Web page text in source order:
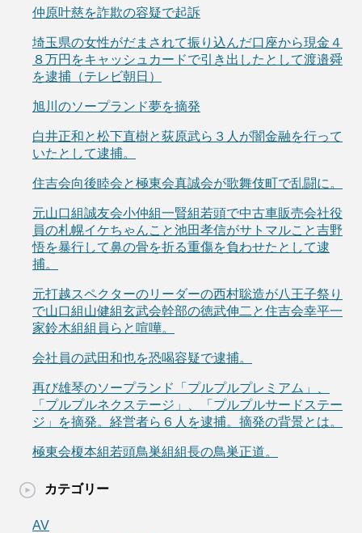
仲原叶慈を詐欺の容疑で起訴
埼玉県の女性がだまされて振り込んだ口座から現金４
８万円をキャッシュカードで引き出したとして渡邉舜
を逮捕（テレビ朝日）
旭川のソープランド夢を摘発
白井正和と松下直樹と荻原武ら３人が闇金融を行って
いたとして逮捕。
住吉会向後睦会と極東会真誠会が歌舞伎町で乱闘に。
元山口組誠友会小仲組一賢組若頭で中古車販売会社役
員の札幌イケちゃんこと池田孝信がサトマルこと吉野
悟を暴行して鼻の骨を折る重傷を負わせたとして逮
捕。
元打越スペクターのリーダーの西村聡造が八王子祭り
で山口組山健組玄武会幹部の徳武伸二と住吉会幸平一
家鈴木組組員らと喧嘩。
会社員の武田和也を恐喝容疑で逮捕。
再び雄琴のソープランド「プルプルプレミアム」、
「プルプルネクステージ」、「プルプルサードステー
ジ」を摘発。経営者ら６人を逮捕。摘発の背景とは。
極東会榎本組若頭鳥巣組組長の鳥巣正道。
カテゴリー
AV